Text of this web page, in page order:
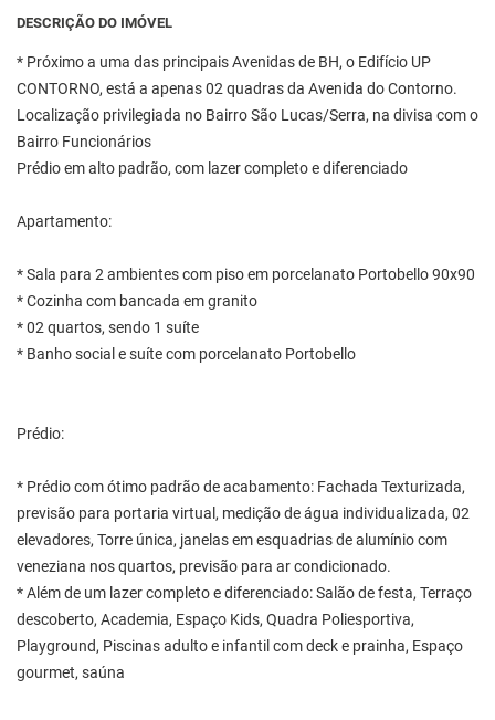
DESCRIÇÃO DO IMÓVEL
* Próximo a uma das principais Avenidas de BH, o Edifício UP
CONTORNO, está a apenas 02 quadras da Avenida do Contorno.
Localização privilegiada no Bairro São Lucas/Serra, na divisa com o
Bairro Funcionários
Prédio em alto padrão, com lazer completo e diferenciado
Apartamento:
* Sala para 2 ambientes com piso em porcelanato Portobello 90x90
* Cozinha com bancada em granito
* 02 quartos, sendo 1 suíte
* Banho social e suíte com porcelanato Portobello
Prédio:
* Prédio com ótimo padrão de acabamento: Fachada Texturizada,
previsão para portaria virtual, medição de água individualizada, 02
elevadores, Torre única, janelas em esquadrias de alumínio com
veneziana nos quartos, previsão para ar condicionado.
* Além de um lazer completo e diferenciado: Salão de festa, Terraço
descoberto, Academia, Espaço Kids, Quadra Poliesportiva,
Playground, Piscinas adulto e infantil com deck e prainha, Espaço
gourmet, saúna